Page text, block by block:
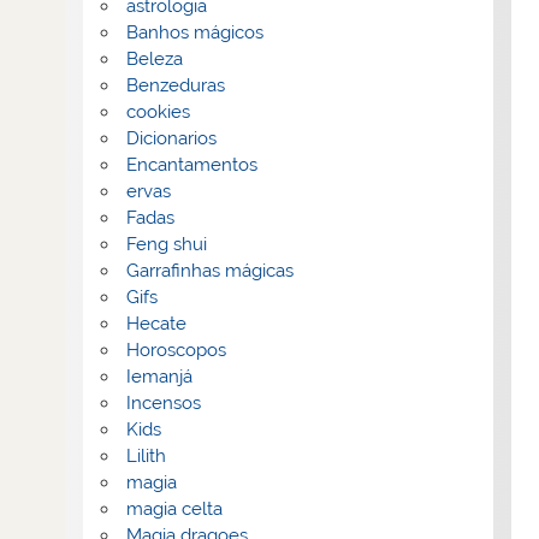
astrologia
Banhos mágicos
Beleza
Benzeduras
cookies
Dicionarios
Encantamentos
ervas
Fadas
Feng shui
Garrafinhas mágicas
Gifs
Hecate
Horoscopos
Iemanjá
Incensos
Kids
Lilith
magia
magia celta